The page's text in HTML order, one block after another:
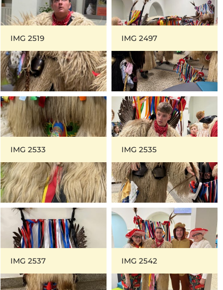
IMG 2519 IMG 2497
IMG 2533 IMG 2535
IMG 2537 IMG 2542